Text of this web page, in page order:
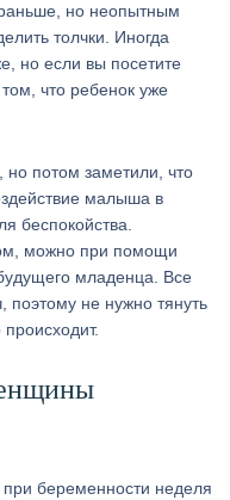
но неопытным
толчки. Иногда
но если вы посетите
что ребенок уже
потом заметили, что
малыша в
беспокойства.
можно при помощи
младенца. Все
поэтому не нужно тянуть
беременности неделя